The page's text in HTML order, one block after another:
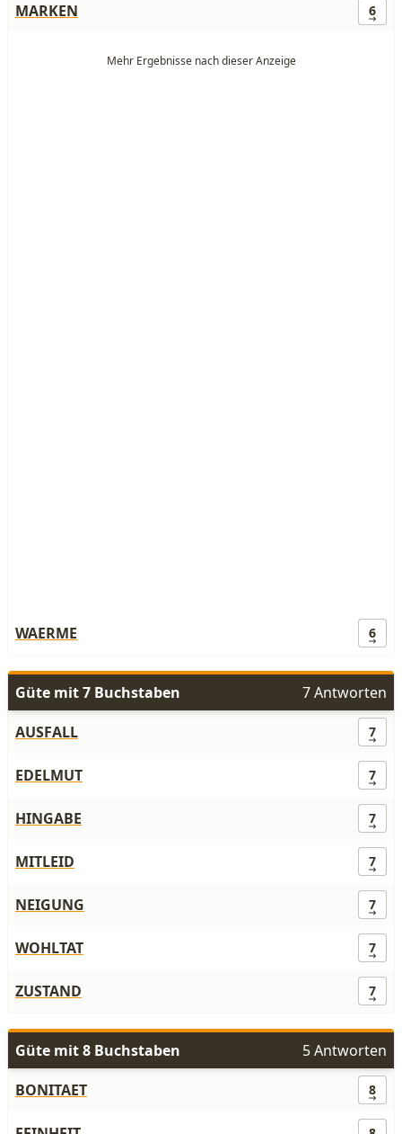
MARKEN
6
WAERME 6
Güte mit 7 Buchstaben
7 Antworten
AUSFALL
7
EDELMUT 7
HINGABE 7
MITLEID 7
NEIGUNG 7
WOHLTAT 7
ZUSTAND 7
Güte mit 8 Buchstaben
5 Antworten
BONITAET
8